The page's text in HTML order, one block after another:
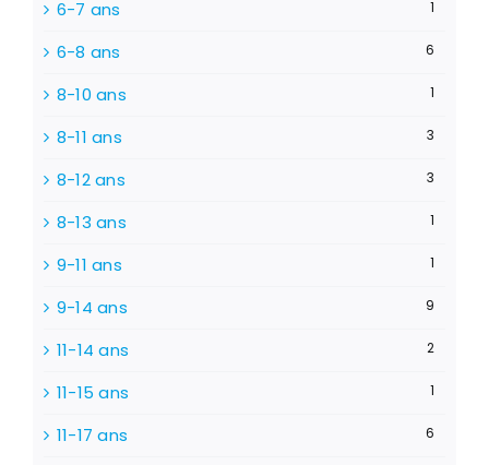
6-7 ans 1
6-8 ans 6
8-10 ans 1
8-11 ans 3
8-12 ans 3
8-13 ans 1
9-11 ans 1
9-14 ans 9
11-14 ans 2
11-15 ans 1
11-17 ans 6